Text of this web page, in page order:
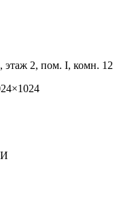
этаж 2, пом. I, комн. 12